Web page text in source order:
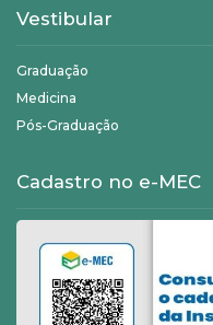
Vestibular
Graduação
Medicina
Pós-Graduação
Cadastro no e-MEC